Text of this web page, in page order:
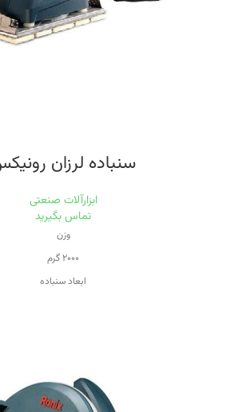
سنباده لرزان
ابزارآلات صنعتی
تماس بگیرید
وزن
۲۰۰۰ گرم
ابعاد سنباده
حداکثر سرعت
۱۳۰۰۰